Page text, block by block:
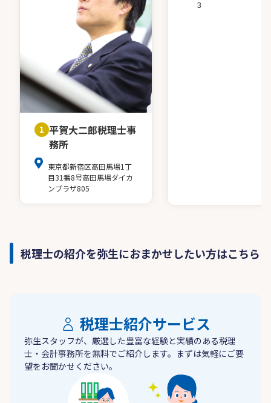
1 平賀大二郎税理士事
務所
東京都新宿区高田馬場1丁
目31番8号高田馬場ダイカ
ンプラザ805
３
税理士の紹介を弥生におまかせしたい方はこちら
税理士紹介サービス
弥生スタッフが、厳選した豊富な経験と実績のある税理
士・会計事務所を無料でご紹介します。まずは気軽にご要
望をお聞かせください。